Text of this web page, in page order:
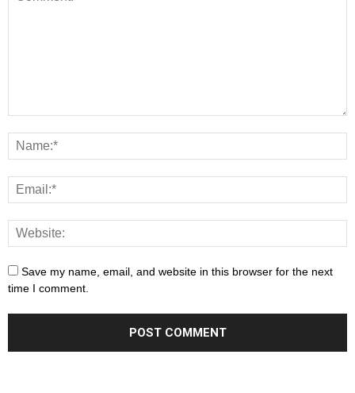
Save my name, email, and website in this browser for the next
time I comment.